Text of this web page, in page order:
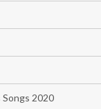
Songs 2020